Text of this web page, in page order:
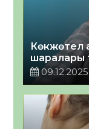
Көкжөтел
шаралары
09.12.2025